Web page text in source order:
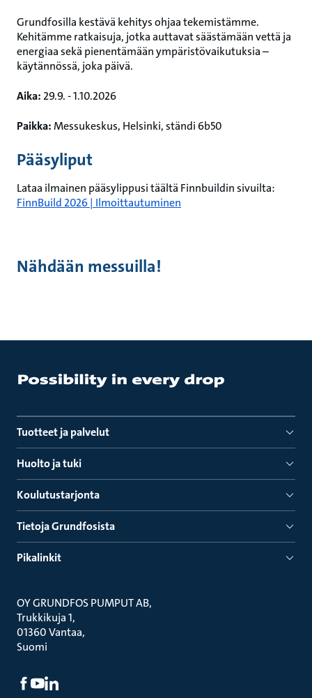
Grundfosilla kestävä kehitys ohjaa tekemistämme.
Kehitämme ratkaisuja, jotka auttavat säästämään vettä ja
energiaa sekä pienentämään ympäristövaikutuksia –
käytännössä, joka päivä.
Aika: 29.9. - 1.10.2026
Paikka:Messukeskus, Helsinki, ständi 6b50
Pääsyliput
Lataa ilmainen pääsylippusi täältä Finnbuildin sivuilta:
FinnBuild 2026 | Ilmoittautuminen
Nähdään messuilla!
Tuotteet ja palvelut
Huolto ja tuki
Koulutustarjonta
Tietoja Grundfosista
Pikalinkit
OY GRUNDFOS PUMPUT AB
Trukkikuja 1
01360 Vantaa
Suomi